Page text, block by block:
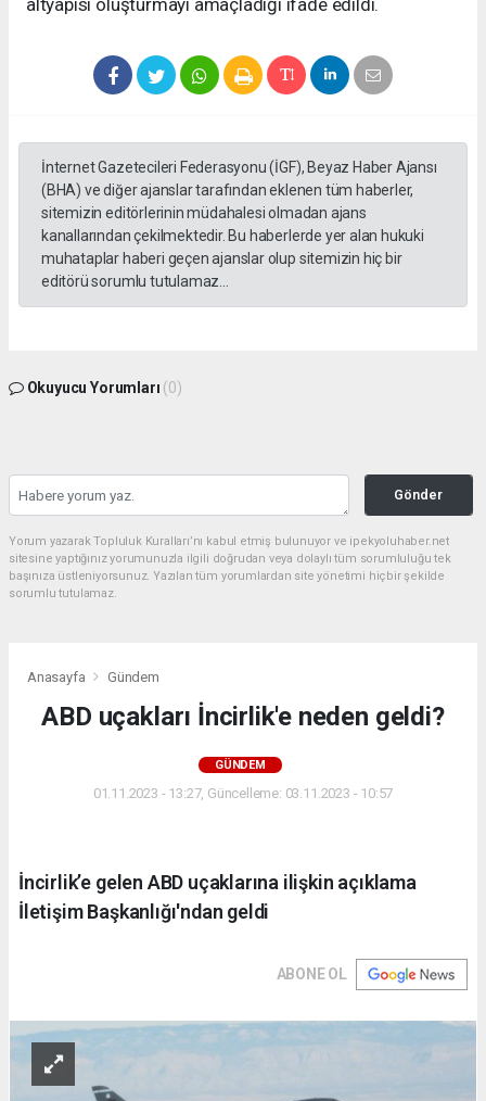
altyapısı oluşturmayı amaçladığı ifade edildi.
İnternet Gazetecileri Federasyonu (İGF), Beyaz Haber Ajansı
(BHA) ve diğer ajanslar tarafından eklenen tüm haberler,
sitemizin editörlerinin müdahalesi olmadan ajans
kanallarından çekilmektedir. Bu haberlerde yer alan hukuki
muhataplar haberi geçen ajanslar olup sitemizin hiç bir
editörü sorumlu tutulamaz...
Okuyucu Yorumları (0)
Gönder
Yorum yazarak Topluluk Kuralları’nı kabul etmiş bulunuyor ve ipekyoluhaber.net
sitesine yaptığınız yorumunuzla ilgili doğrudan veya dolaylı tüm sorumluluğu tek
başınıza üstleniyorsunuz. Yazılan tüm yorumlardan site yönetimi hiçbir şekilde
sorumlu tutulamaz.
Anasayfa Gündem
ABD uçakları İncirlik'e neden geldi?
GÜNDEM
01.11.2023 - 13:27, Güncelleme: 03.11.2023 - 10:57
İncirlik’e gelen ABD uçaklarına ilişkin açıklama
İletişim Başkanlığı'ndan geldi
ABONE OL